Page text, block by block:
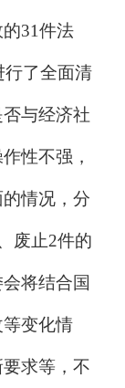
31件法
行了全面清
与经济社
性不强，
情况，分
废止2件的
将结合国
变化情
求等，不